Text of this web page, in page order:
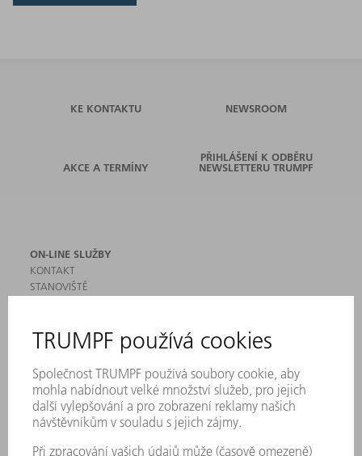
KE KONTAKTU NEWSROOM
AKCE A TERMÍNY
PŘIHLÁŠENÍ K ODBĚRU
NEWSLETTERU TRUMPF
ON-LINE SLUŽBY
KONTAKT
STANOVIŠTĚ
MYTRUMPF
BEZPEČNOSTNÍ LISTY
PRODUKTY
STROJE & SYSTÉMY
LASER
VÝKONOVÁ ELEKTRONIKA
SMART FACTORY